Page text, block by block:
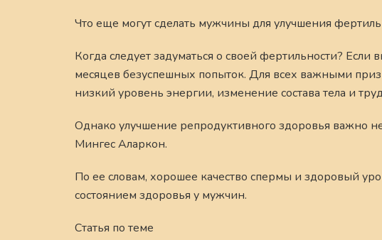
Что еще могут сделать мужчины для улучшения
Когда следует задуматься о своей фертильности?
месяцев безуспешных попыток. Для всех важными
низкий уровень энергии, изменение состава тела и
Однако улучшение репродуктивного здоровья важно
Мингес Аларкон.
По ее словам, хорошее качество спермы и здоровый
состоянием здоровья у мужчин.
Статья по теме